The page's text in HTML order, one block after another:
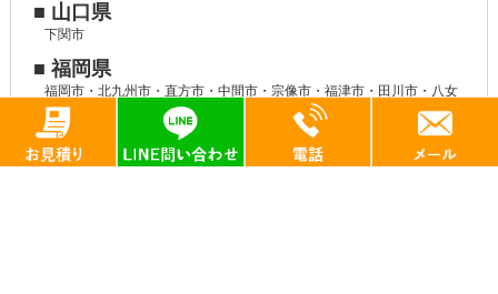
■ 山口県
下関市
■ 福岡県
福岡市・北九州市・直方市・中間市・宗像市・福津市・田川市・八女
市・みやま市・大牟田市
■ 熊本県
熊本市・阿蘇市・菊池市・山鹿市・玉名市・荒尾市